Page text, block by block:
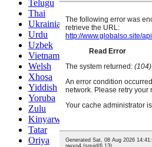
Telugu
Thai
Ukrainian
Urdu
Uzbek
Vietnamese
Welsh
Xhosa
Yiddish
Yoruba
Zulu
Kinyarwanda
Tatar
Oriya